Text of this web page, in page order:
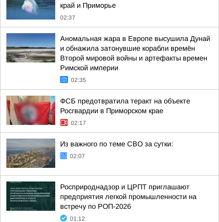
край и Приморье
02:37
Аномальная жара в Европе высушила Дунай
и обнажила затонувшие корабли времён
Второй мировой войны и артефакты времен
Римской империи
02:35
ФСБ предотвратила теракт на объекте
Росгвардии в Приморском крае
02:17
Из важного по теме СВО за сутки:
02:07
Росприроднадзор и ЦРПТ приглашают
предприятия легкой промышленности на
встречу по РОП-2026
01:12